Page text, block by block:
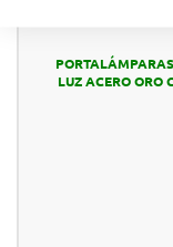
LUZ ACERO ORO